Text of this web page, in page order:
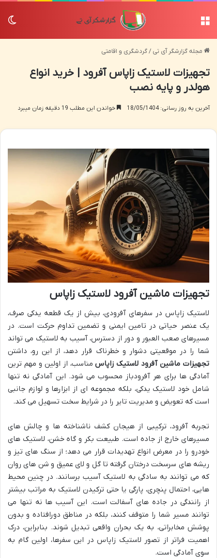
مجله گزارشگر آی تی /گردشگری و اقامتی
تجهیزات لاستیک زاپاس آفرود | خرید انواع
هولدر و پایه نصب
آخرین به روز رسانی: 18/05/1404 خواندن این مطلب 19 دقیقه زمان میبرد
تجهیزات ماشین آفرود لاستیک زاپاس
لاستیک زاپاس در سفرهای آفرودی، بیش از یک قطعه یدکی صرف،
یک عنصر حیاتی در تامین ایمنی و تضمین تداوم حرکت است. در
مسیرهای صعب العبور و دور از دسترس، آسیب به لاستیک می تواند
شما را در موقعیتی دشوار و خطرناک قرار دهد، از این رو، داشتن
تجهیزات ماشین آفرود لاستیک زاپاسمناسب، از اولین و مهم ترین
آمادگی ها برای هر آفرودباز محسوب می شود. این آمادگی نه تنها
شامل خود لاستیک یدکی، بلکه مجموعه ای از ابزارها و لوازم جانبی
است که تعویض و مدیریت تایر را در شرایط سخت تسهیل می کند.
تجربه آفرود، ترکیبی از هیجان کشف ناشناخته ها و چالش های
مسیرهای خارج از جاده است. طبیعت بکر و گاه خشن، لاستیک های
خودرو را در معرض انواع تهدیدات قرار می دهد؛ از سنگ های تیز و
ریشه های سرسخت درختان گرفته تا گل و لای عمیق و شن های روان
که می توانند به سادگی به لاستیک آسیب برسانند. در چنین محیط
هایی، احتمال پنچری، پارگی یا حتی ترکیدن لاستیک به مراتب بیشتر
از رانندگی در جاده های آسفالت است. این آسیب ها نه تنها می
توانند مسیر شما را متوقف کنند، بلکه در مناطق دورافتاده و بدون
پوشش مخابراتی، به یک بحران واقعی تبدیل شوند. بنابراین، درک
اهمیت فراتر از تصور لاستیک زاپاس در این سفرها، اولین گام به
سوی آمادگی است.